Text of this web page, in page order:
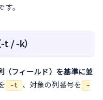
。
/ -k）
（フィールド）を基準に並
-t 、対象の列番号を
-